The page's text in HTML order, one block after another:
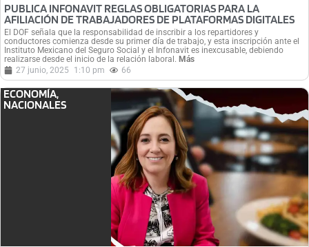
PUBLICA INFONAVIT REGLAS OBLIGATORIAS PARA LA
AFILIACIÓN DE TRABAJADORES DE PLATAFORMAS DIGITALES
El DOF señala que la responsabilidad de inscribir a los repartidores y
conductores comienza desde su primer día de trabajo, y esta inscripción ante el
Instituto Mexicano del Seguro Social y el Infonavit es inexcusable, debiendo
realizarse desde el inicio de la relación laboral. Más
27 junio, 2025
1:10 pm 66
ECONOMÍA,
NACIONALES